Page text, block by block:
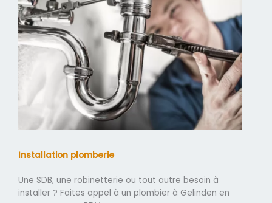
Installation plomberie
Une SDB, une robinetterie ou tout autre besoin à
installer ? Faites appel à un plombier à Gelinden en